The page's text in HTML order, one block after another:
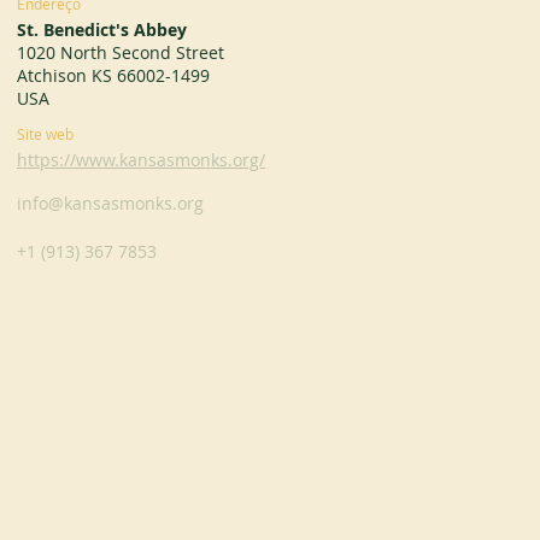
St. Benedict's Abbey
1020 North Second Street
Atchison KS 66002-1499
USA
Site web
https://www.kansasmonks.org/
info@kansasmonks.org
+1 (913) 367 7853